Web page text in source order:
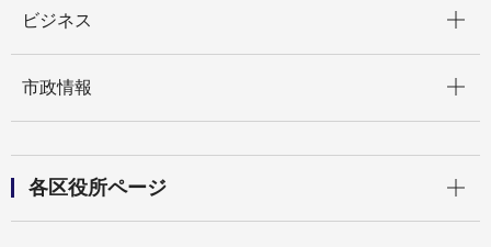
ビジネス
市政情報
各区役所ページ